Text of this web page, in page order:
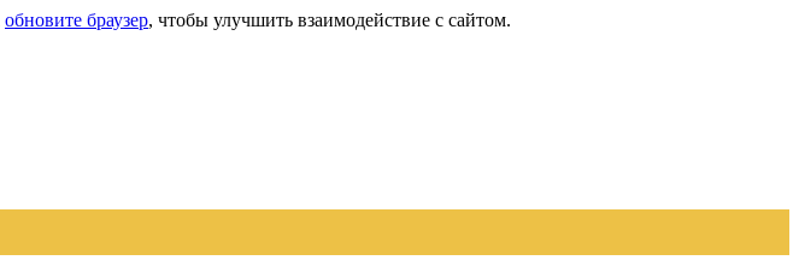
обновите браузер, чтобы улучшить взаимодействие с сайтом.